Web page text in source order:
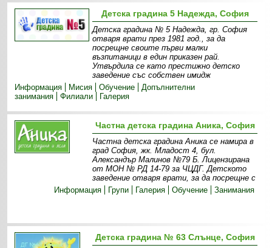
Детска градина 5 Надежда, София
Детска градина № 5 Надежда, гр. София
отваря врати през 1981 год., за да
посрещне своите първи малки
възпитаници в един приказен рай.
Утвърдила се като престижно детско
заведение със собствен имидж
Информация
Мисия Обучение
Допълнителни
занимания
Филиали Галерия
Частна детска градина Аника, София
Частна детска градина Аника се намира в
град София, жк. Младост 4, бул.
Александър Малинов №79 Б. Лицензирана
от МОН № РД 14-79 за ЧЦДГ. Детското
заведение отваря врати, за да посрещне с
Информация
Групи Галерия Обучение Занимания
Детска градина № 63 Слънце, София